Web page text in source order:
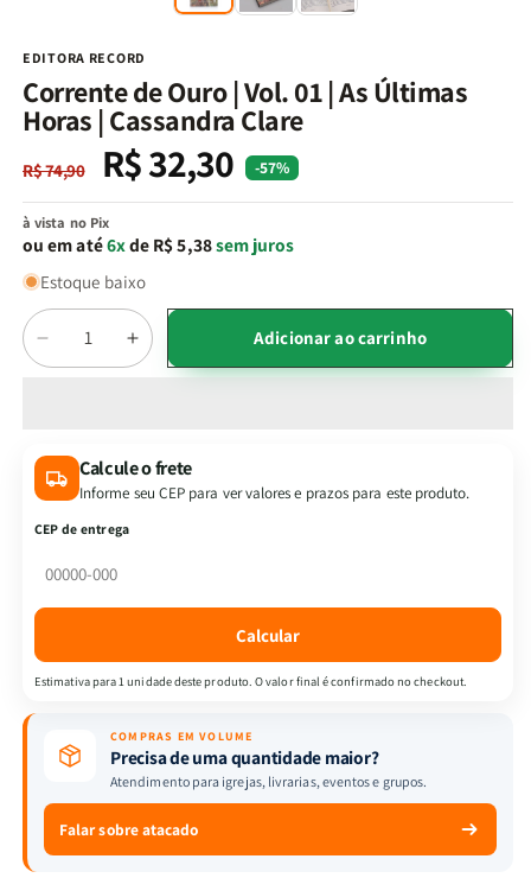
EDITORA RECORD
Corrente de Ouro | Vol. 01 | As Últimas
Horas | Cassandra Clare
Preço
normal
R$ 74,90
Preço
promocional
R$ 32,30 -57%
à vista no Pix
ou em até6xde R$ 5,38sem juros
Estoque baixo
Quantidade
Diminuir
a
de
Ouro
|
01
Horas
Clare
Aumentar
a
de
Ouro
Horas
Clare
Adicionar ao carrinho
Calcule o frete
Informe seu CEP para ver valores e prazos para este produto.
CEP de entrega
Calcular
Estimativa para 1 unidade deste produto. O valor final é confirmado no checkout.
COMPRAS EM VOLUME
Precisa de uma quantidade maior?
Atendimento para igrejas, livrarias, eventos e grupos.
Falar sobre atacado